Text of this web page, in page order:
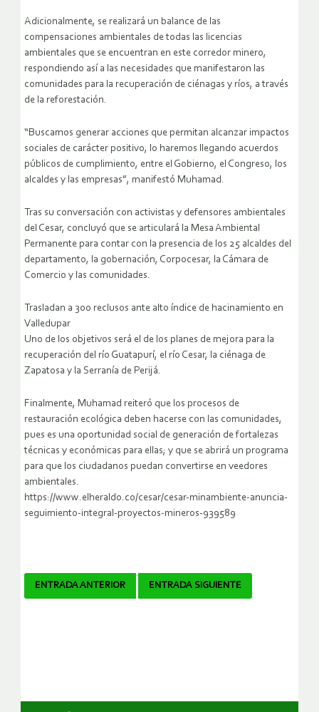
Adicionalmente, se realizará un balance de las
compensaciones ambientales de todas las licencias
ambientales que se encuentran en este corredor minero,
respondiendo así a las necesidades que manifestaron las
comunidades para la recuperación de ciénagas y ríos, a través
de la reforestación.
“Buscamos generar acciones que permitan alcanzar impactos
sociales de carácter positivo, lo haremos llegando acuerdos
públicos de cumplimiento, entre el Gobierno, el Congreso, los
alcaldes y las empresas”, manifestó Muhamad.
Tras su conversación con activistas y defensores ambientales
del Cesar, concluyó que se articulará la Mesa Ambiental
Permanente para contar con la presencia de los 25 alcaldes del
departamento, la gobernación, Corpocesar, la Cámara de
Comercio y las comunidades.
Trasladan a 300 reclusos ante alto índice de hacinamiento en
Valledupar
Uno de los objetivos será el de los planes de mejora para la
recuperación del río Guatapurí, el río Cesar, la ciénaga de
Zapatosa y la Serranía de Perijá.
Finalmente, Muhamad reiteró que los procesos de
restauración ecológica deben hacerse con las comunidades,
pues es una oportunidad social de generación de fortalezas
técnicas y económicas para ellas; y que se abrirá un programa
para que los ciudadanos puedan convertirse en veedores
ambientales.
https://www.elheraldo.co/cesar/cesar-minambiente-anuncia-
seguimiento-integral-proyectos-mineros-939589
Navegador
ENTRADA ANTERIOR ENTRADA SIGUIENTE